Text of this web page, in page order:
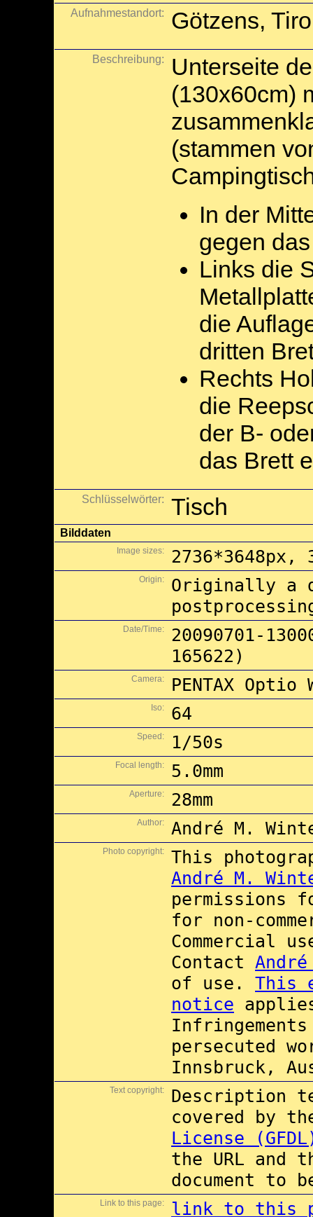
Aufnahmestandort: Götzens,
Beschreibung:
Unterseite
(130x60cm)
(stammen
In der
gegen
Links die
die
dritten
Rechts
die
der B-
das Brett
Schlüsselwörter: Tisch
Bilddaten
Image sizes: 2736*3648px,
Origin:
Originally a
Date/Time:
20090701-
165622)
Camera: PENTAX Optio
Iso: 64
Speed: 1/50s
Focal length: 5.0mm
Aperture: 28mm
Author: André M.
Photo copyright:
This
André M.
permissions
for non-
Commercial
Contact
of use. This
notice
persecuted
Innsbruck,
Text copyright:
Description
covered by
License
the URL and
document to
Link to this page: link to this